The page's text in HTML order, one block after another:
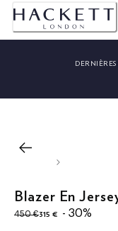
Blazer En
450 €
original price 450
315 €
current price 315 €
- 30%